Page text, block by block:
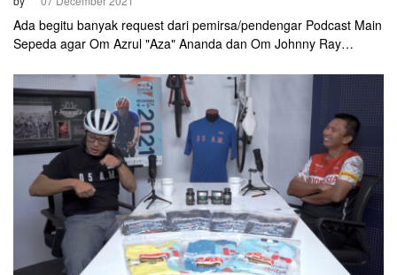
Ada begitu banyak request dari pemirsa/pendengar Podcast Main
Sepeda agar Om Azrul "Aza" Ananda dan Om Johnny Ray
2021